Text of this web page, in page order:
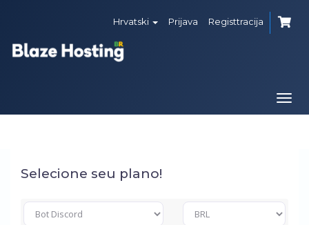
Hrvatski Prijava Registtracija
Selecione seu plano!